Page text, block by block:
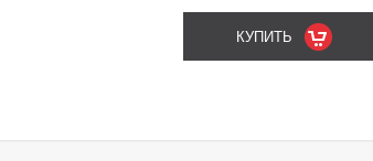
(входит в комплект)